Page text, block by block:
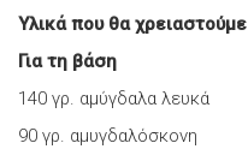
Υλικά που θα χρειαστούμε
Για τη βάση
140 γρ. αμύγδαλα λευκά
90 γρ. αμυγδαλόσκονη